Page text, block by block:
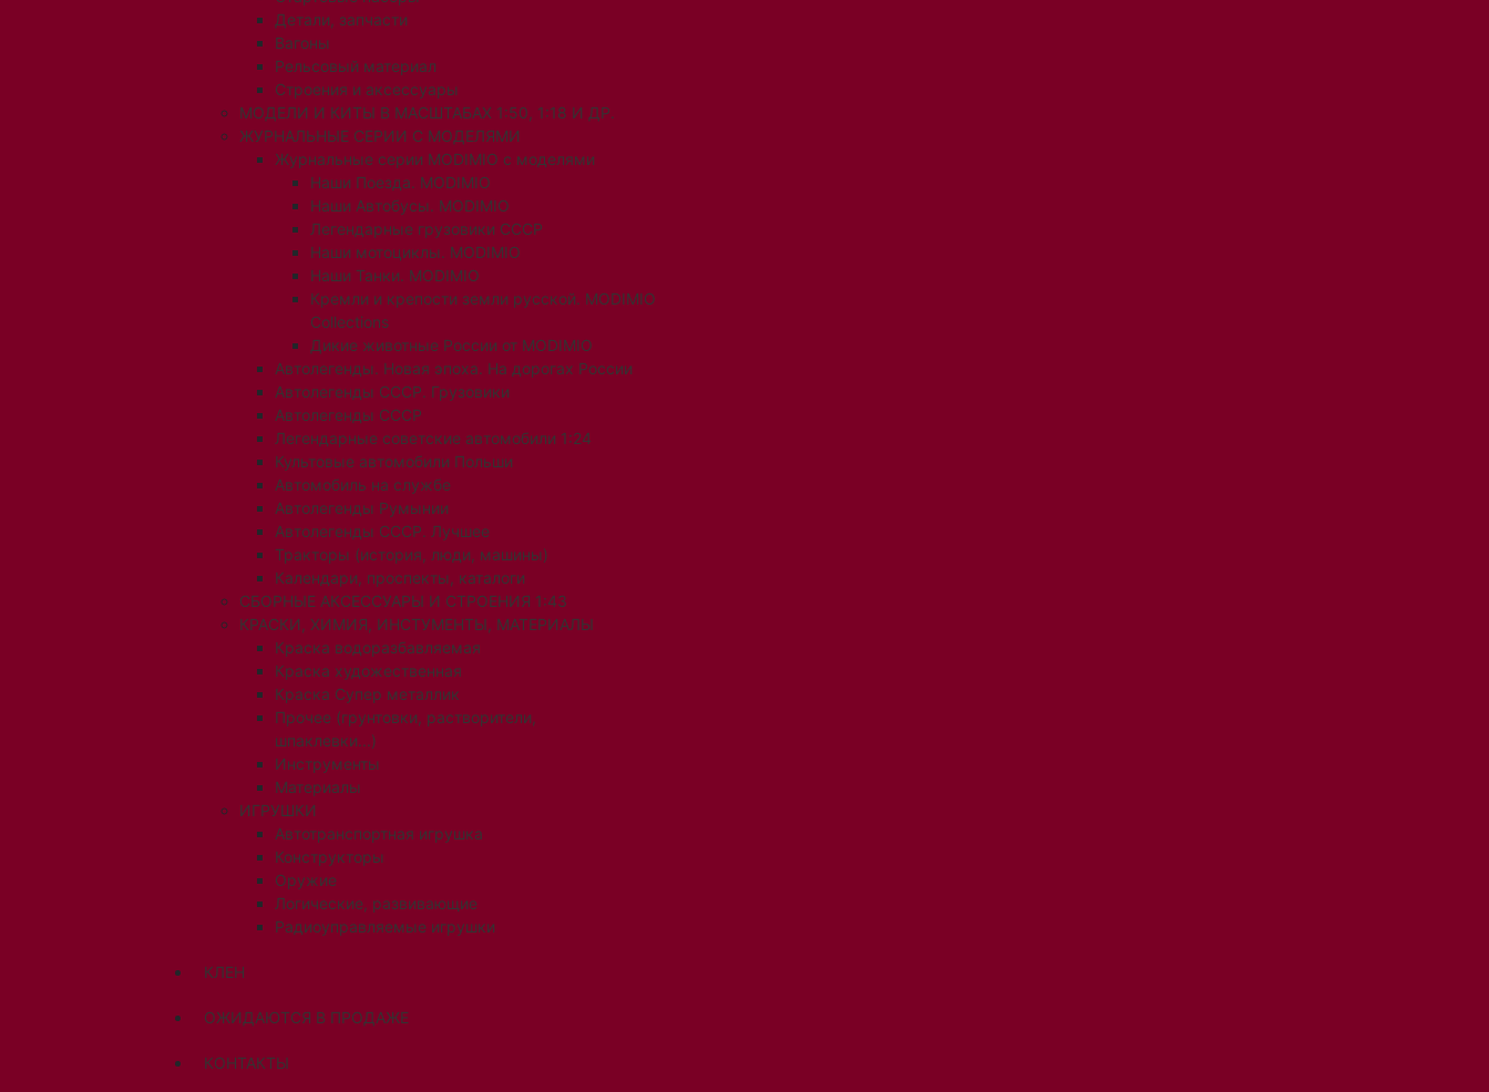
Детали, запчасти
Вагоны
Рельсовый материал
Строения и аксессуары
МОДЕЛИ И КИТЫ В МАСШТАБАХ 1:50, 1:18 И ДР.
ЖУРНАЛЬНЫЕ СЕРИИ С МОДЕЛЯМИ
Журнальные серии MODIMIO с моделями
Наши Поезда. MODIMIO
Наши Автобусы. MODIMIO
Легендарные грузовики СССР
Наши мотоциклы. MODIMIO
Наши Танки. MODIMIO
Кремли и крепости земли русской. MODIMIO
Collections
Дикие животные России от MODIMIO
Автолегенды. Новая эпоха. На дорогах России
Автолегенды СССР. Грузовики
Автолегенды СССР
Легендарные советские автомобили 1:24
Культовые автомобили Польши
Автомобиль на службе
Автолегенды Румынии
Автолегенды СССР. Лучшее
Тракторы (история, люди, машины)
Календари, проспекты, каталоги
СБОРНЫЕ АКСЕССУАРЫ И СТРОЕНИЯ 1:43
КРАСКИ, ХИМИЯ, ИНСТУМЕНТЫ, МАТЕРИАЛЫ
Краска водоразбавляемая
Краска художественная
Краска Супер металлик
Прочее (грунтовки, растворители,
шпаклевки...)
Инструменты
Материалы
ИГРУШКИ
Автотранспортная игрушка
Конструкторы
Оружие
Логические, развивающие
Радиоуправляемые игрушки
КЛЕН
ОЖИДАЮТСЯ В ПРОДАЖЕ
КОНТАКТЫ